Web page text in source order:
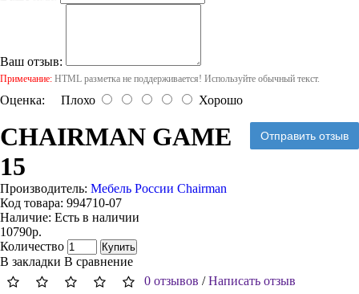
Ваш отзыв:
Примечание: HTML разметка не поддерживается! Используйте обычный текст.
Оценка: Плохо Хорошо
Отправить отзыв
CHAIRMAN GAME
15
Производитель: Мебель России Chairman
Код товара: 994710-07
Наличие: Есть в наличии
10790р.
Количество
Купить
В закладки В сравнение
0 отзывов /Написать отзыв